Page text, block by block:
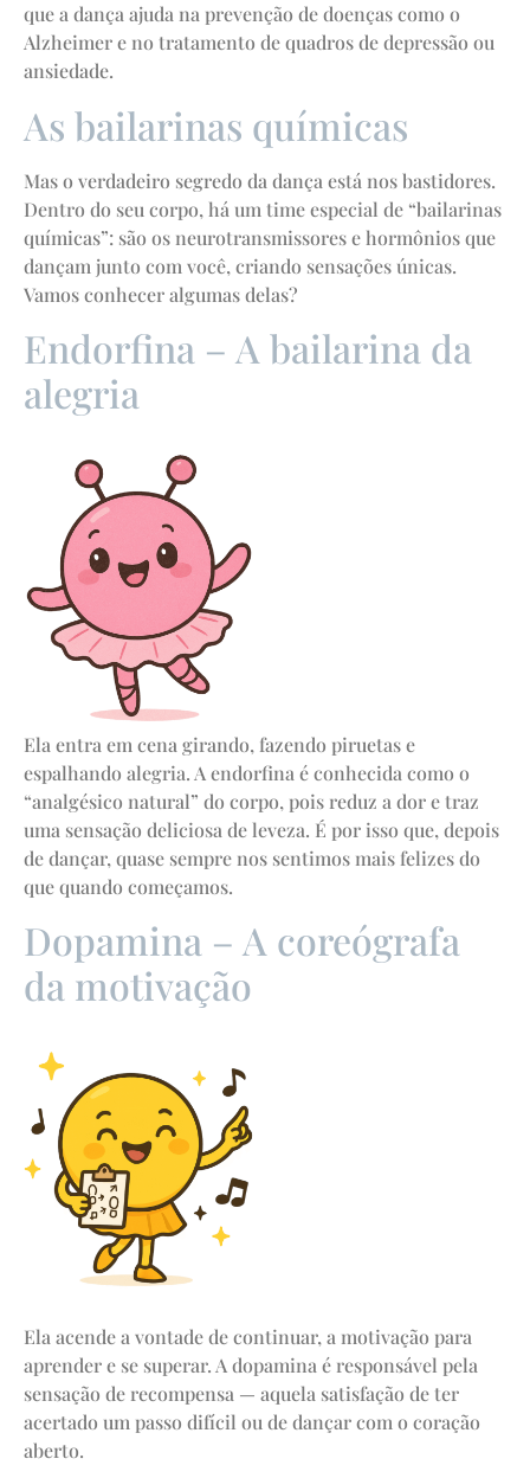
que a dança ajuda na prevenção de doenças como o
Alzheimer e no tratamento de quadros de depressão ou
ansiedade.
As bailarinas químicas
Mas o verdadeiro segredo da dança está nos bastidores.
Dentro do seu corpo, há um time especial de “bailarinas
químicas”: são os neurotransmissores e hormônios que
dançam junto com você, criando sensações únicas.
Vamos conhecer algumas delas?
Endorfina – A bailarina da
alegria
Ela entra em cena girando, fazendo piruetas e
espalhando alegria. A endorfina é conhecida como o
“analgésico natural” do corpo, pois reduz a dor e traz
uma sensação deliciosa de leveza. É por isso que, depois
de dançar, quase sempre nos sentimos mais felizes do
que quando começamos.
Dopamina – A coreógrafa
da motivação
Ela acende a vontade de continuar, a motivação para
aprender e se superar. A dopamina é responsável pela
sensação de recompensa — aquela satisfação de ter
acertado um passo difícil ou de dançar com o coração
aberto.